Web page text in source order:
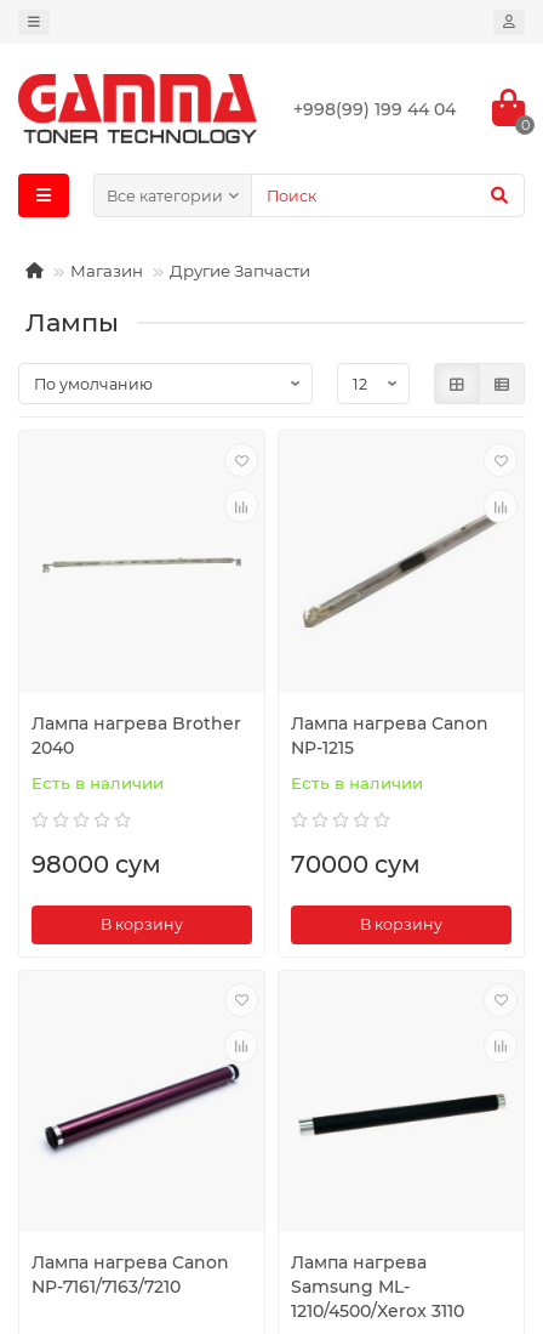
+998(99) 199 44 04
0
Все категории
Магазин Другие Запчасти
Лампы
Лампа нагрева Brother
2040
Есть в наличии
98000 сум
В корзину
Лампа нагрева Canon
NP-1215
Есть в наличии
70000 сум
В корзину
Лампа нагрева Canon
NP-7161/7163/7210
Лампа нагрева
Samsung ML-
1210/4500/Xerox 3110